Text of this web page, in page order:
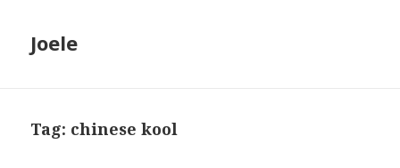
Joele
Tag: chinese kool